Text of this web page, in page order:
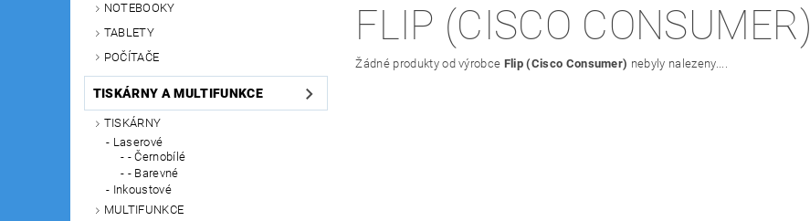
NOTEBOOKY
TABLETY
POČÍTAČE
TISKÁRNY A MULTIFUNKCE
TISKÁRNY
Laserové
- Černobílé
- Barevné
Inkoustové
MULTIFUNKCE
FLIP (CISCO CONSUMER)
Žádné produkty od výrobce Flip (Cisco Consumer) nebyly nalezeny....